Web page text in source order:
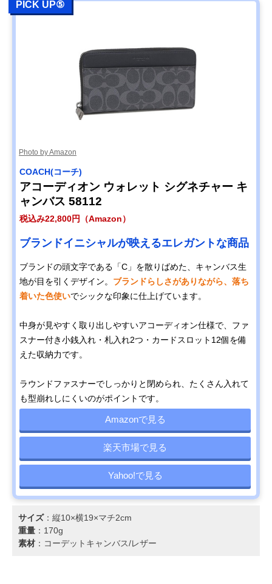
PICK UP⑤
Photo by Amazon
COACH(コーチ)
アコーディオン ウォレット シグネチャー キ
ャンバス 58112
税込み22,800円（Amazon）
ブランドイニシャルが映えるエレガントな商品
ブランドの頭文字である「C」を散りばめた、キャンバス生
地が目を引くデザイン。 ブランドらしさがありながら、落ち
着いた色使いでシックな印象に仕上げています。
中身が見やすく取り出しやすいアコーディオン仕様で、ファ
スナー付き小銭入れ・札入れ2つ・カードスロット12個を備
えた収納力です。
ラウンドファスナーでしっかりと閉められ、たくさん入れて
も型崩れしにくいのがポイントです。
Amazonで見る
楽天市場で見る
Yahoo!で見る
サイズ：縦10×横19×マチ2cm
重量 ：170g
素材 ：コーデットキャンバス/レザー